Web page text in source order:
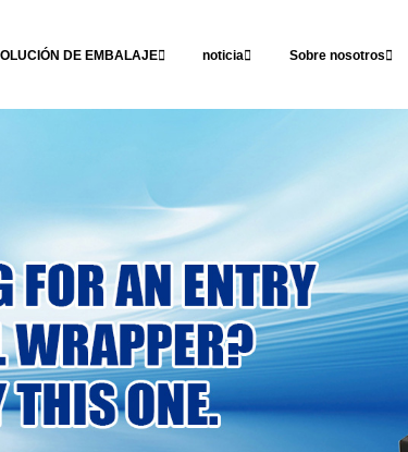
DE EMBALAJE noticia Sobre nosotros